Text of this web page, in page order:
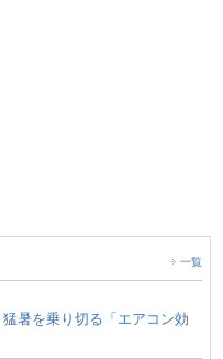
一覧
猛暑を乗り切る「エアコン効